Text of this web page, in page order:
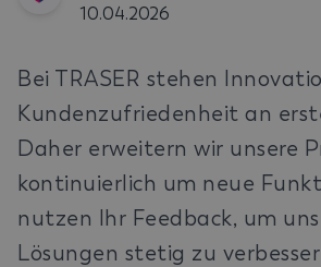
10.04.2026
Bei TRASER stehen
Kundenzufriedenheit an
Daher erweitern wir unsere
kontinuierlich um neue
nutzen Ihr Feedback, um
Lösungen stetig zu